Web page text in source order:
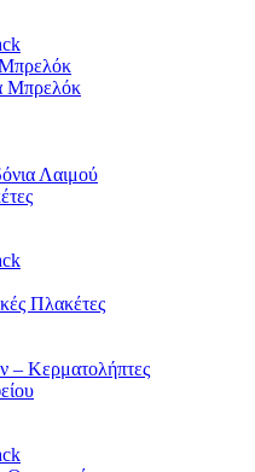
Μπρελόκ
Λαιμού
Πλακέτες
– Κερματολήπτες